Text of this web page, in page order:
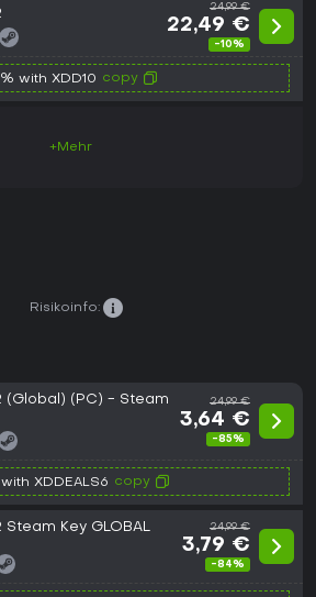
24,99 €
22,49 €
-10%
with XDD10 copy
+Mehr
Risikoinfo:
(Global) (PC) - Steam
24,99 €
3,64 €
-85%
XDDEALS6 copy
Steam Key GLOBAL 24,99 €
3,79 €
-84%